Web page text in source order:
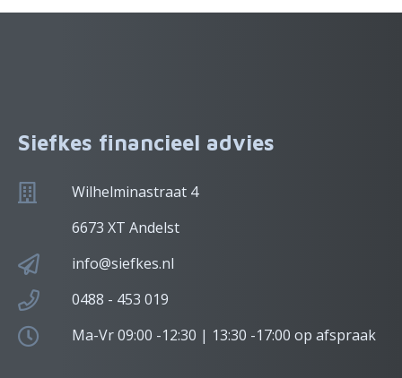
Siefkes financieel advies
Wilhelminastraat 4
6673 XT Andelst
info@siefkes.nl
0488 - 453 019
Ma-Vr 09:00 -12:30 | 13:30 -17:00 op afspraak